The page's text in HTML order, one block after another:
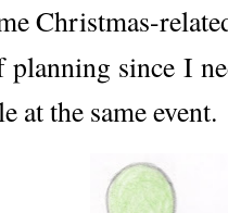
Christmas-
since I
at the same event.